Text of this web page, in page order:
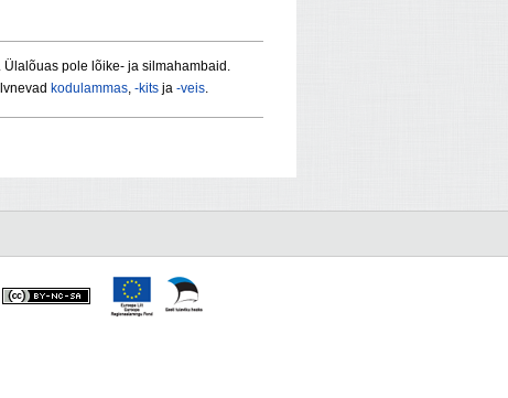
. Ülalõuas pole lõike- ja silmahambaid.
kodulammas, -kits ja -veis.